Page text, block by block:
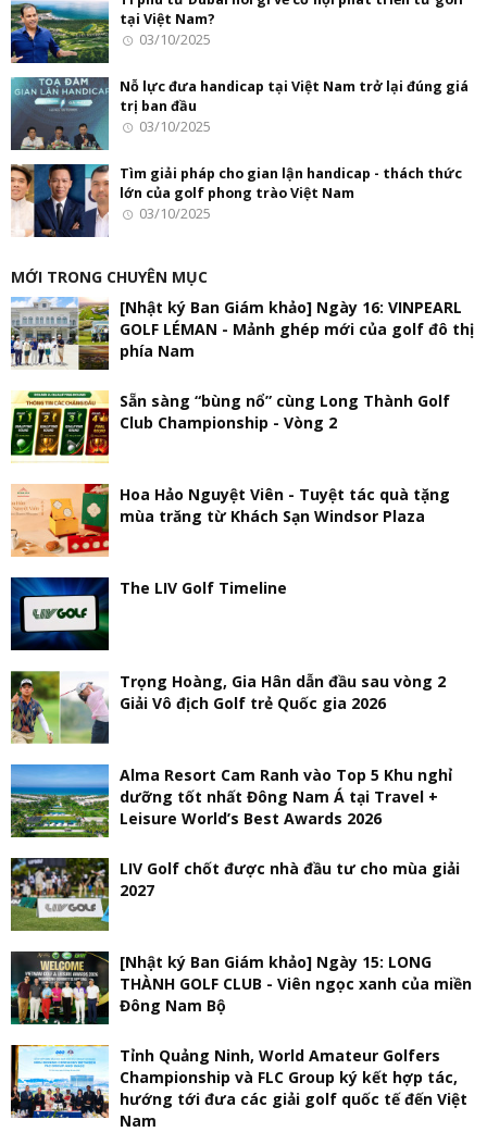
tại Việt Nam?
03/10/2025
Nỗ lực đưa handicap tại Việt Nam trở lại đúng giá
trị ban đầu
03/10/2025
Tìm giải pháp cho gian lận handicap - thách thức
lớn của golf phong trào Việt Nam
03/10/2025
MỚI TRONG CHUYÊN MỤC
[Nhật ký Ban Giám khảo] Ngày 16: VINPEARL
GOLF LÉMAN - Mảnh ghép mới của golf đô thị
phía Nam
Sẵn sàng “bùng nổ” cùng Long Thành Golf
Club Championship - Vòng 2
Hoa Hảo Nguyệt Viên - Tuyệt tác quà tặng
mùa trăng từ Khách Sạn Windsor Plaza
The LIV Golf Timeline
Trọng Hoàng, Gia Hân dẫn đầu sau vòng 2
Giải Vô địch Golf trẻ Quốc gia 2026
Alma Resort Cam Ranh vào Top 5 Khu nghỉ
dưỡng tốt nhất Đông Nam Á tại Travel +
Leisure World’s Best Awards 2026
LIV Golf chốt được nhà đầu tư cho mùa giải
2027
[Nhật ký Ban Giám khảo] Ngày 15: LONG
THÀNH GOLF CLUB - Viên ngọc xanh của miền
Đông Nam Bộ
Tỉnh Quảng Ninh, World Amateur Golfers
Championship và FLC Group ký kết hợp tác,
hướng tới đưa các giải golf quốc tế đến Việt
Nam